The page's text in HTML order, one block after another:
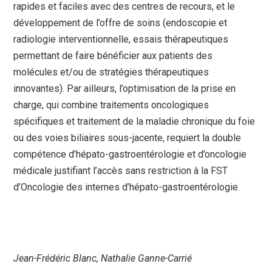
rapides et faciles avec des centres de recours, et le
développement de l’offre de soins (endoscopie et
radiologie interventionnelle, essais thérapeutiques
permettant de faire bénéficier aux patients des
molécules et/ou de stratégies thérapeutiques
innovantes). Par ailleurs, l’optimisation de la prise en
charge, qui combine traitements oncologiques
spécifiques et traitement de la maladie chronique du foie
ou des voies biliaires sous-jacente, requiert la double
compétence d’hépato-gastroentérologie et d’oncologie
médicale justifiant l’accès sans restriction à la FST
d’Oncologie des internes d’hépato-gastroentérologie.
Jean-Frédéric Blanc, Nathalie Ganne-Carrié